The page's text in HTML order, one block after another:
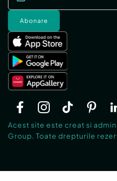
Abonare
Acest site este creat si
Group. Toate drepturile